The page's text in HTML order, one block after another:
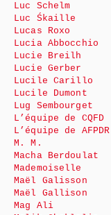
Luc Schelm
Luc Śkaille
Lucas Roxo
Lucia Abbocchio
Lucie Breilh
Lucie Gerber
Lucile Carillo
Lucile Dumont
Lug Sembourget
L’équipe de CQFD
L’équipe de AFPDR
M. M.
Macha Berdoulat
Mademoiselle
Maël Galisson
Maël Gallison
Mag Ali